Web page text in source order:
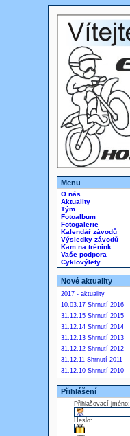
Menu
O nás
Aktuality
Tým
Fotoalbum
Fotogalerie
Kalendář závodů
Výsledky závodů
Kam na trénink
Vaše podpora
Cyklovýlety
Nové aktuality
2017 - aktuality
10.03.17 Shrnutí 2016
31.12.15 Shrnutí 2015
31.12.14 Shrnutí 2014
31.12.13 Shrnutí 2013
31.12.12 Shrnutí 2012
31.12.11 Shrnutí 2011
31.12.10 Shrnutí 2010
Přihlášení
Přihlašovací jméno:
Heslo: